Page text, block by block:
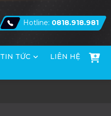
Hotline: 0818.918.981
TIN TỨC LIÊN HỆ